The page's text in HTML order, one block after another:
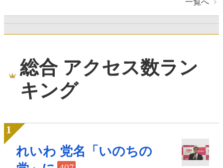
総合 アクセス数ラン
キング
れいわ 党名「いのちの